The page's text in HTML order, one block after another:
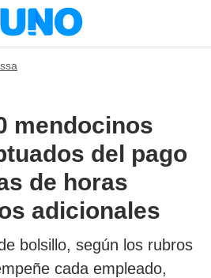
mendocinos
del pago
de horas
adicionales
bolsillo, según los rubros
cada empleado,